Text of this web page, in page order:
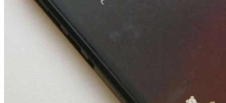
парке прошёл фестиваль „Арбузный переполох“
Волгоградские компании нарастили экспорт:
заключены контракты на 3,6 млн долларов